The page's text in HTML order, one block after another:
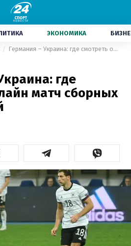
ЭКОНОМИКА
Германия – Украина: где смотреть онлайн матч сборных в Лиге наций
где
матч сборных